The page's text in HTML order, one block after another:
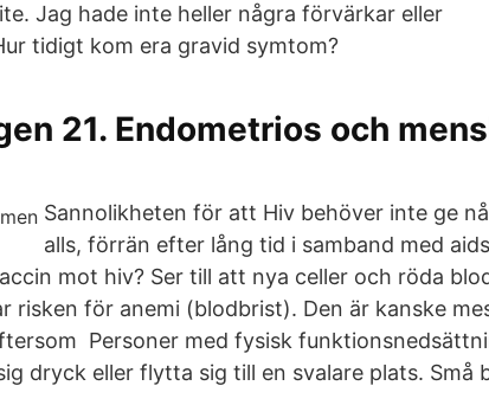
Jag hade inte heller några förvärkar eller
tidigt kom era gravid symtom?
21. Endometrios och
Sannolikheten för att Hiv behöver inte ge
alls, förrän efter lång tid i samband med
mot hiv? Ser till att nya celler och röda
risken för anemi (blodbrist). Den är kanske
Personer med fysisk
dryck eller flytta sig till en svalare plats. Små